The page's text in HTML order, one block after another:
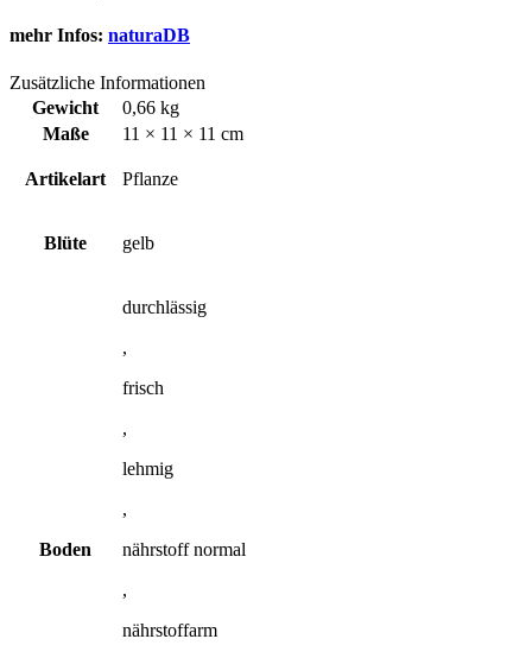
mehr Infos: naturaDB
Zusätzliche Informationen
Gewicht
0,66 kg
Maße
11 × 11 × 11 cm
Artikelart Pflanze
Blüte gelb
Boden
durchlässig
,
frisch
,
lehmig
,
nährstoff normal
,
nährstoffarm